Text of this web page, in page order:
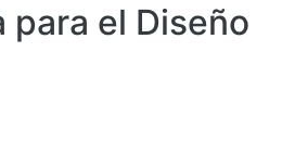
el Diseño